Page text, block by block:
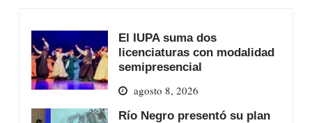
El IUPA suma dos
licenciaturas con modalidad
semipresencial
agosto 8, 2026
Río Negro presentó su plan